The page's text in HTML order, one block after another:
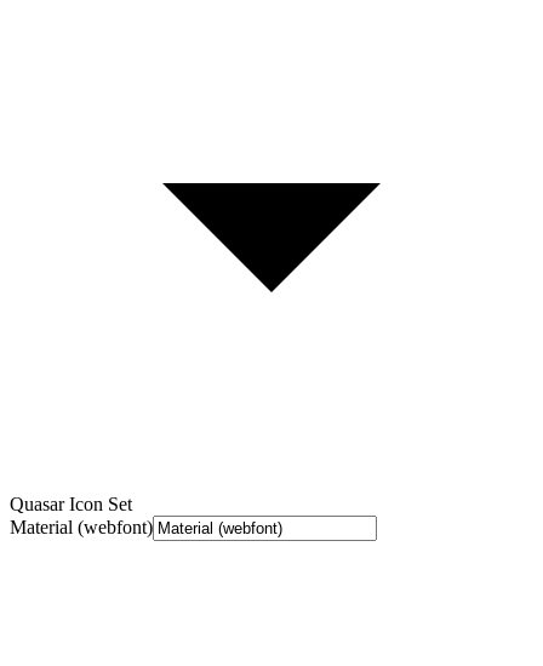
Quasar Icon Set
Material (webfont)